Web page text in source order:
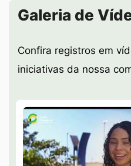
Seção Galeria de
Galeria de
Confira registros em
iniciativas da nossa